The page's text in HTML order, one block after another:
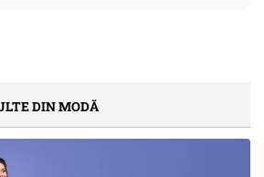
DIN MODĂ